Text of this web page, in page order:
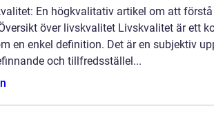
En högkvalitativ artikel om att
över livskvalitet Livskvalitet är ett
en enkel definition. Det är en subjektiv
och tillfredsställel...